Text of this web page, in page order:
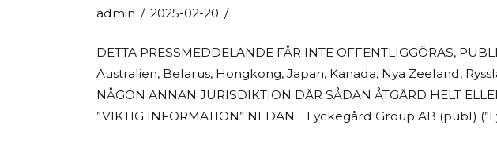
admin 2025-02-20
DETTA PRESSMEDDELANDE FÅR INTE OFFENTLIGGÖRAS,
Australien, Belarus, Hongkong, Japan, Kanada, Nya Zeeland,
NÅGON ANNAN JURISDIKTION DÄR SÅDAN ÅTGÄRD HELT
”VIKTIG INFORMATION” NEDAN. Lyckegård Group AB (publ)